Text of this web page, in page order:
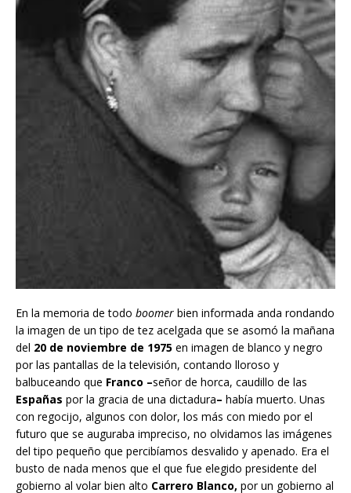
En la memoria de todo boomer bien informada anda rondando
la imagen de un tipo de tez acelgada que se asomó la mañana
del 20 de noviembre de 1975 en imagen de blanco y negro
por las pantallas de la televisión, contando lloroso y
balbuceando que Franco –señor de horca, caudillo de las
Españas por la gracia de una dictadura– había muerto. Unas
con regocijo, algunos con dolor, los más con miedo por el
futuro que se auguraba impreciso, no olvidamos las imágenes
del tipo pequeño que percibíamos desvalido y apenado. Era el
busto de nada menos que el que fue elegido presidente del
gobierno al volar bien alto Carrero Blanco, por un gobierno al